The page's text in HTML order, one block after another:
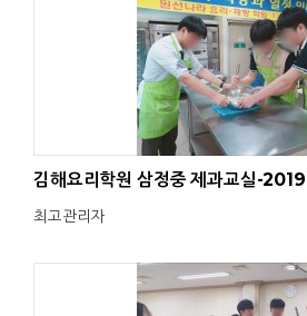
김해요리학원 삼정중 제과교실-
최고관리자